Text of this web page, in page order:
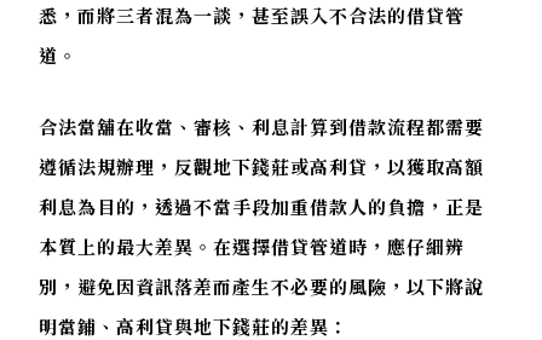
悉，而將三者混為一談，甚至誤入不合法的借貸管
道。
合法當舖在收當、審核、利息計算到借款流程都需要
遵循法規辦理，反觀地下錢莊或高利貸，以獲取高額
利息為目的，透過不當手段加重借款人的負擔，正是
本質上的最大差異。在選擇借貸管道時，應仔細辨
別，避免因資訊落差而產生不必要的風險，以下將說
明當鋪、高利貸與地下錢莊的差異：